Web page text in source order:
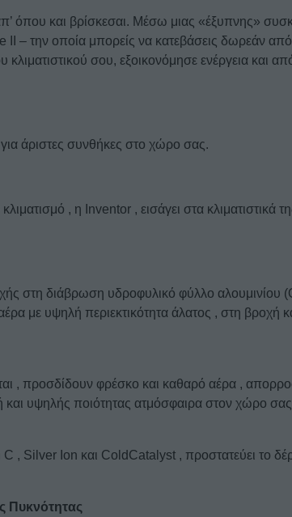
όπου και βρίσκεσαι. Μέσω μιας «έξυπνης»
II – την οποία μπορείς να κατεβάσεις δωρεάν
σου, εξοικονόμησε ενέργεια και
άριστες συνθήκες στο χώρο σας.
, η Inventor , εισάγει στα κλιματιστικά
στη διάβρωση υδροφυλικό φύλλο αλουμινίου
με υψηλή περιεκτικότητα άλατος , στη βροχή
, προσδίδουν φρέσκο και καθαρό αέρα ,
και υψηλής ποιότητας ατμόσφαιρα στον χώρο
, Silver Ion και ColdCatalyst , προστατεύει το
Πυκνότητας